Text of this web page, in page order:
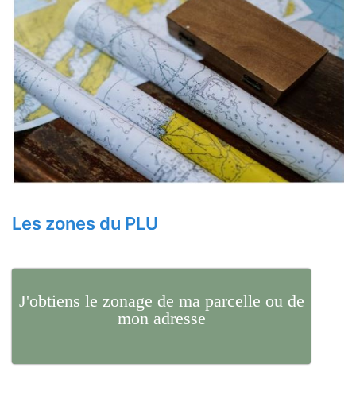
Les zones du PLU
J'obtiens le zonage de ma parcelle ou de
mon adresse